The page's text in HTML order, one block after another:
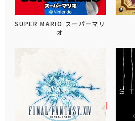
SUPER MARIO スーパーマリ
オ